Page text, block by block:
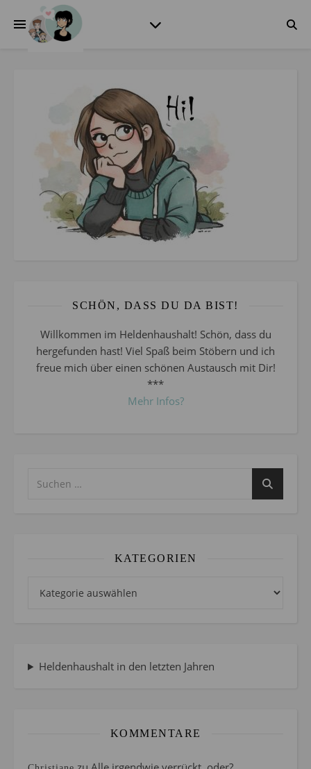
SCHÖN, DASS DU DA BIST!
Willkommen im Heldenhaushalt! Schön, dass du
hergefunden hast! Viel Spaß beim Stöbern und ich
freue mich über einen schönen Austausch mit Dir!
***
Mehr Infos?
KATEGORIEN
Heldenhaushalt in den letzten Jahren
KOMMENTARE